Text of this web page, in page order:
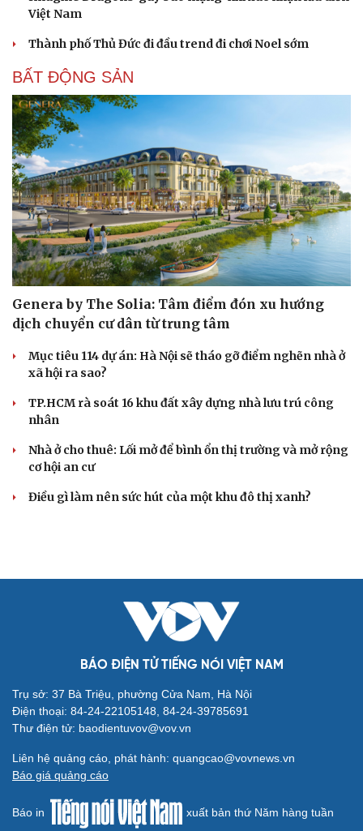
Cải chính
Việt Nam
Thành phố Thủ Đức đi đầu trend đi chơi Noel sớm
BẤT ĐỘNG SẢN
Genera by The Solia: Tâm điểm đón xu hướng
dịch chuyển cư dân từ trung tâm
Mục tiêu 114 dự án: Hà Nội sẽ tháo gỡ điểm nghẽn nhà ở
xã hội ra sao?
TP.HCM rà soát 16 khu đất xây dựng nhà lưu trú công
nhân
Nhà ở cho thuê: Lối mở để bình ổn thị trường và mở rộng
cơ hội an cư
Điều gì làm nên sức hút của một khu đô thị xanh?
BÁO ĐIỆN TỬ TIẾNG NÓI VIỆT NAM
Trụ sở: 37 Bà Triệu, phường Cửa Nam, Hà Nội
Điện thoại: 84-24-22105148, 84-24-39785691
Thư điện tử: baodientuvov@vov.vn
Liên hệ quảng cáo, phát hành: quangcao@vovnews.vn
Báo giá quảng cáo
Báo in xuất bản thứ Năm hàng tuần